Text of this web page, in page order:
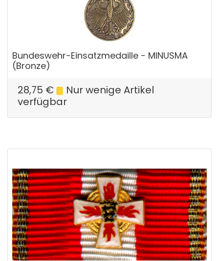
Bundeswehr-Einsatzmedaille - MINUSMA
(Bronze)
28,75 €
Nur wenige Artikel
verfügbar